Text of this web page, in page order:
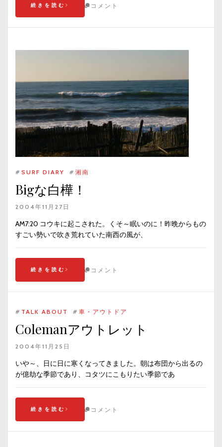
続きを読む コメント
# SURF DIARY # 湘南
Bigな白樺！
2004年11月27日
AM7:20 コウキに起こされた。くそ～眠いのに！昨晩からもの
すごい勢いで吹き荒れていた南西の風が、
続きを読む コメント
# TALK ABOUT # 車・アウトドア
Colemanアウトレット
2004年11月25日
いや～、日に日に寒くなってきました。朝は布団から出るの
が億劫な季節であり、コタツにこもりたい季節であ
続きを読む コメント